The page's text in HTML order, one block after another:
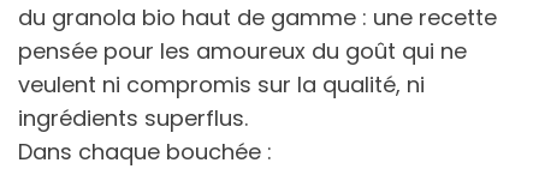
du granola bio haut de gamme : une recette
pensée pour les amoureux du goût qui ne
veulent ni compromis sur la qualité, ni
ingrédients superflus.
Dans chaque bouchée :